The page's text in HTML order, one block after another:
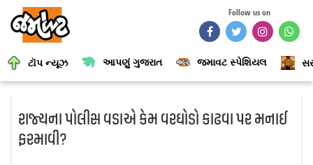
Follow us on
ટૉપ ન્યૂઝ આપણું ગુજરાત જમાવટ સ્પેશિયલ
રાજ્યના પોલીસ વડાએ કેમ વરઘોડો કાઢવા પર મનાઈ
ફરમાવી?